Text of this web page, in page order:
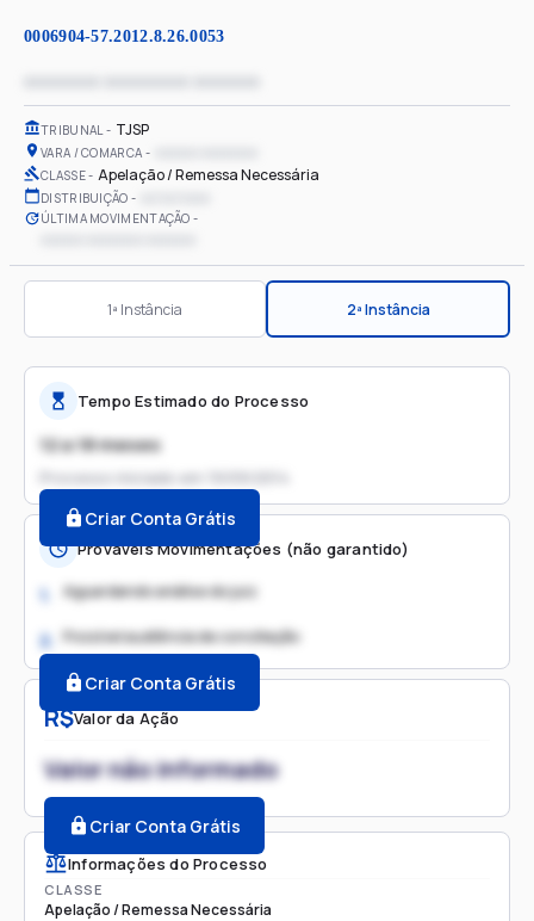
0006904-57.2012.8.26.0053
TRIBUNAL TJSP
VARA / COMARCA
CLASSE Apelação / Remessa Necessária
DISTRIBUIÇÃO
ÚLTIMA MOVIMENTAÇÃO
1ª Instância 2ª Instância
R$Valor da Ação
Valor não informado
Criar Conta Grátis
Informações do Processo
CLASSE
Apelação / Remessa Necessária
Tempo Estimado do Processo
12 a 18 meses
Processo iniciado em
Criar Conta Grátis
Prováveis Movimentações (não garantido)
1. Aguardando análise do juiz
2. Possível audiência de conciliação
Criar Conta Grátis